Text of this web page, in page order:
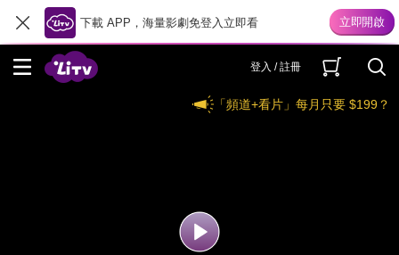
下載 APP，海量影劇免登入立即看
登入 / 註冊
「頻道+看片」每月只要 $199？